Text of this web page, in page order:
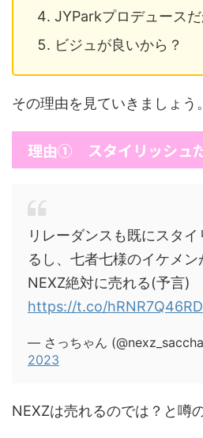
JYParkプロデュースだ
ビジュが良いから？
その理由を見ていきましょう。
理由① スタイリッシュ
リレーダンスも既にスタ
るし、七者七様のイケメン
NEXZ絶対に売れる(予言)
https://t.co/hRNR7Q46RD
— さっちゃん
2023
NEXZは売れるのでは？と噂